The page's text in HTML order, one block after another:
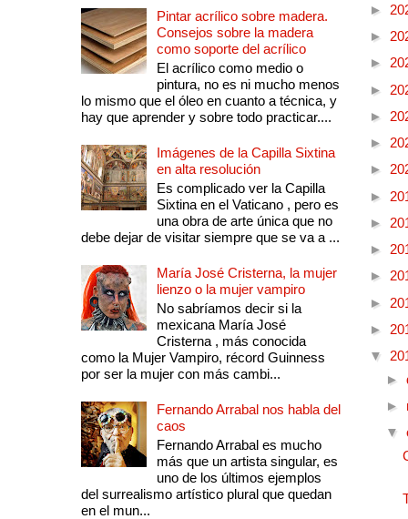
Pintar acrílico sobre madera.
Consejos sobre la madera
como soporte del acrílico
El acrílico como medio o
pintura, no es ni mucho menos
lo mismo que el óleo en cuanto a técnica, y
hay que aprender y sobre todo practicar....
Imágenes de la Capilla Sixtina
en alta resolución
Es complicado ver la Capilla
Sixtina en el Vaticano , pero es
una obra de arte única que no
debe dejar de visitar siempre que se va a ...
María José Cristerna, la mujer
lienzo o la mujer vampiro
No sabríamos decir si la
mexicana María José
Cristerna , más conocida
como la Mujer Vampiro, récord Guinness
por ser la mujer con más cambi...
Fernando Arrabal nos habla del
caos
Fernando Arrabal es mucho
más que un artista singular, es
uno de los últimos ejemplos
del surrealismo artístico plural que quedan
en el mun...
►
►
►
►
►
►
►
►
►
►
►
►
►
▼
►
►
▼